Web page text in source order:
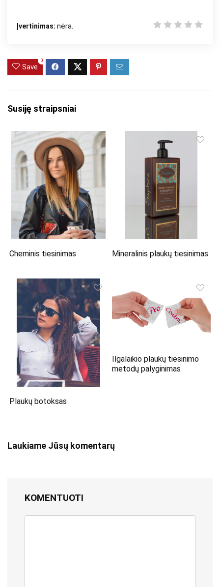
Įvertinimas: nėra.
Save
0
Susiję straipsniai
Cheminis tiesinimas Mineralinis plaukų tiesinimas
Plaukų botoksas
Ilgalaikio plaukų tiesinimo
metodų palyginimas
Laukiame Jūsų komentarų
KOMENTUOTI